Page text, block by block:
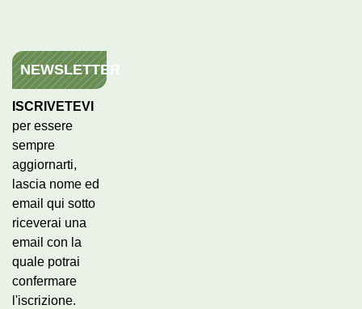
NEWSLETTER
ISCRIVETEVI
per essere
sempre
aggiornarti,
lascia nome ed
email qui sotto
riceverai una
email con la
quale potrai
confermare
l'iscrizione.